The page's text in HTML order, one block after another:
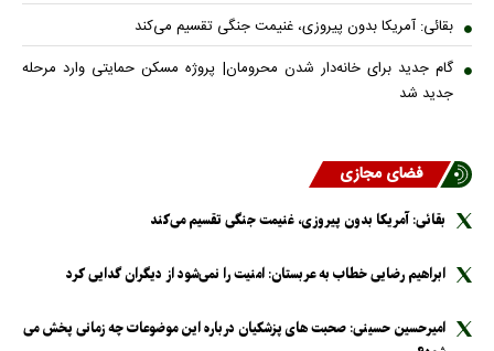
بقائی: آمریکا بدون پیروزی، غنیمت جنگی تقسیم می‌کند
گام جدید برای خانه‌دار شدن محرومان| پروژه مسکن حمایتی وارد مرحله
جدید شد
فضای مجازی
بقائی: آمریکا بدون پیروزی، غنیمت جنگی تقسیم می‌کند
ابراهیم رضایی خطاب به عربستان: امنیت را نمی‌شود از دیگران گدایی کرد
امیرحسین حسینی: صحبت های پزشکیان درباره این موضوعات چه زمانی پخش می